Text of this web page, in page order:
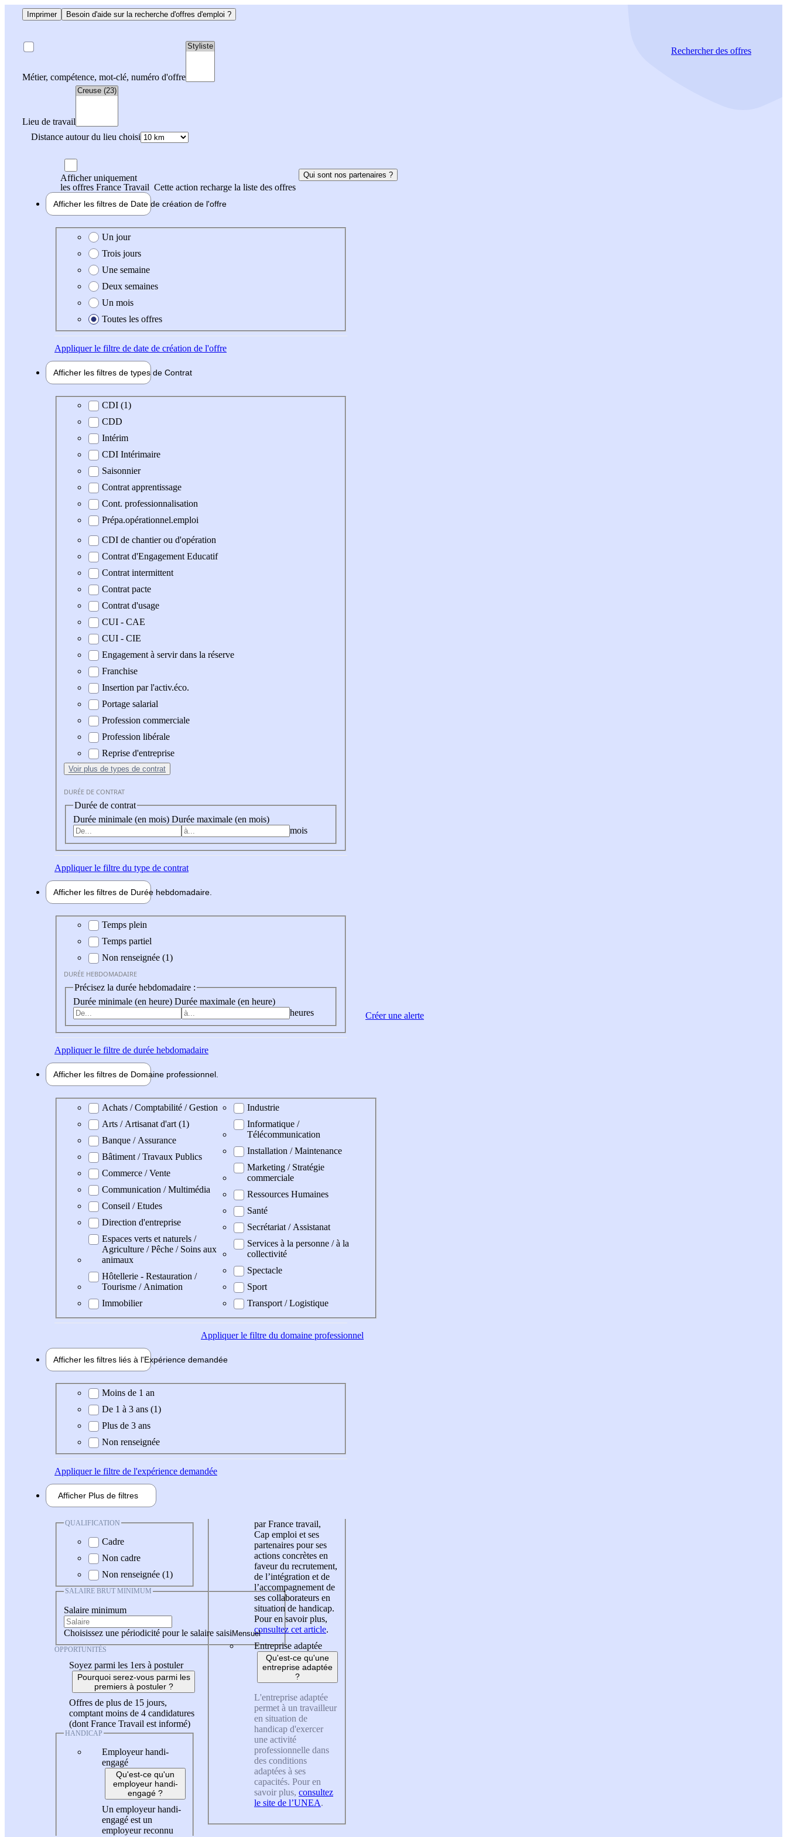
Imprimer Besoin d'aide sur la recherche d'offres d'emploi ?
Métier, compétence, mot-clé, numéro d'offre
Lieu de travail
Distance autour du lieu choisi
Rechercherdes offres
Afficher uniquement
les offres France Travail Cette action recharge la liste des offres
Qui sont nos partenaires ?
Afficher les filtres de Date de création de l'offre
Date de création de l'offre
Un jour
Trois jours
Une semaine
Deux semaines
Un mois
Toutes les offres
Appliquerle filtre de date de création de l'offre
Afficher les filtres de types de Contrat
Type de contrat
CDI (1)
CDD
Intérim
CDI Intérimaire
Saisonnier
Contrat apprentissage
Cont. professionnalisation
Prépa.opérationnel.emploi
CDI de chantier ou d'opération
Contrat d'Engagement Educatif
Contrat intermittent
Contrat pacte
Contrat d'usage
CUI - CAE
CUI - CIE
Engagement à servir dans la réserve
Franchise
Insertion par l'activ.éco.
Portage salarial
Profession commerciale
Profession libérale
Reprise d'entreprise
Voir plus de types de contrat
DURÉE DE CONTRAT
Durée de contrat
Durée minimale (en mois) Durée maximale (en mois)
mois
Appliquerle filtre du type de contrat
Afficher les filtres de Durée hebdomadaire
Durée hebdomadaire
Temps plein
Temps partiel
Non renseignée (1)
DURÉE HEBDOMADAIRE
Précisez la durée hebdomadaire :
Durée minimale (en heure) Durée maximale (en heure)
heures
Appliquerle filtre de durée hebdomadaire
Afficher les filtres de Domaine professionnel
Domaine professionel
Achats / Comptabilité / Gestion
Arts / Artisanat d'art (1)
Banque / Assurance
Bâtiment / Travaux Publics
Commerce / Vente
Communication / Multimédia
Conseil / Etudes
Direction d'entreprise
Espaces verts et naturels /
Agriculture / Pêche / Soins aux
animaux
Hôtellerie - Restauration /
Tourisme / Animation
Immobilier
Industrie
Informatique /
Télécommunication
Installation / Maintenance
Marketing / Stratégie
commerciale
Ressources Humaines
Santé
Secrétariat / Assistanat
Services à la personne / à la
collectivité
Spectacle
Sport
Transport / Logistique
Appliquerle filtre du domaine professionnel
Afficher les filtres liés à l'Expérience demandée
Expérience demandée
Moins de 1 an
De 1 à 3 ans (1)
Plus de 3 ans
Non renseignée
Appliquerle filtre de l'expérience demandée
Afficher Plus de filtres
QUALIFICATION
Cadre
Non cadre
Non renseignée (1)
SALAIRE BRUT MINIMUM
Salaire minimum
Choisissez une périodicité pour le salaire saisi
OPPORTUNITÉS
Soyez parmi les 1ers à postuler
Pourquoi serez-vous parmi les
premiers à postuler ?
Offres de plus de 15 jours,
comptant moins de 4 candidatures
(dont France Travail est informé)
HANDICAP
Employeur handi-
engagé
Qu'est-ce qu'un
employeur handi-
engagé ?
Un employeur handi-
engagé est un
employeur reconnu
par France travail,
Cap emploi et ses
partenaires pour ses
actions concrètes en
faveur du recrutement,
de l’intégration et de
l’accompagnement de
ses collaborateurs en
situation de handicap.
Pour en savoir plus,
consultez cet article.
Entreprise adaptée
Qu'est-ce qu'une
entreprise adaptée
?
L'entreprise adaptée
permet à un travailleur
en situation de
handicap d'exercer
une activité
professionnelle dans
des conditions
adaptées à ses
capacités. Pour en
savoir plus, consultez
le site de l’UNEA.
Créer une alerte